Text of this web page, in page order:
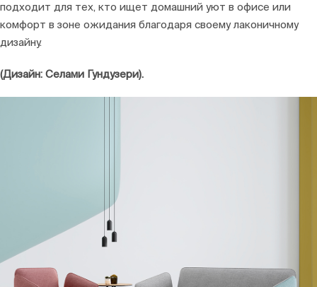
подходит для тех, кто ищет домашний уют в офисе или
комфорт в зоне ожидания благодаря своему лаконичному
дизайну.
(Дизайн: Селами Гундузери).